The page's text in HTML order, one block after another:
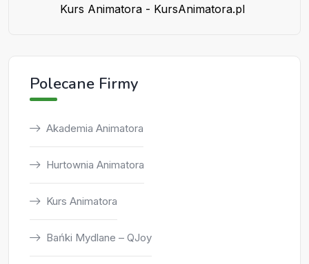
Kurs Animatora - KursAnimatora.pl
Polecane Firmy
Akademia Animatora
Hurtownia Animatora
Kurs Animatora
Bańki Mydlane – QJoy